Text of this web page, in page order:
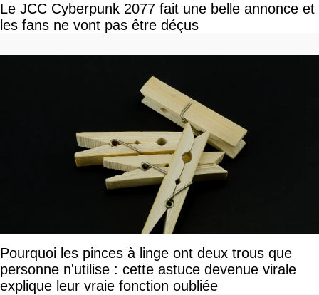
Le JCC Cyberpunk 2077 fait une belle annonce et
les fans ne vont pas être déçus
Pourquoi les pinces à linge ont deux trous que
personne n'utilise : cette astuce devenue virale
explique leur vraie fonction oubliée